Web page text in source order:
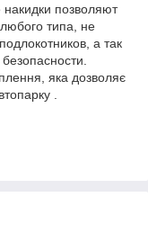
позволяют
типа, не
а так
яка дозволяє
.